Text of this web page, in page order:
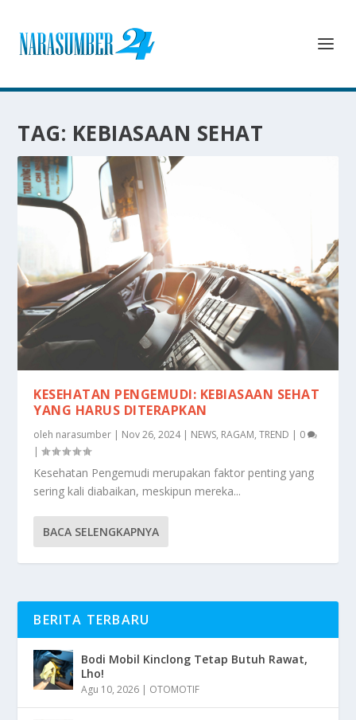
TAG: KEBIASAAN SEHAT
KESEHATAN PENGEMUDI: KEBIASAAN SEHAT
YANG HARUS DITERAPKAN
oleh narasumber | Nov 26, 2024| NEWS, RAGAM,TREND | 0
|
Kesehatan Pengemudi merupakan faktor penting yang
sering kali diabaikan, meskipun mereka...
BACA SELENGKAPNYA
BERITA TERBARU
Bodi Mobil Kinclong Tetap Butuh Rawat,
Lho!
Agu 10, 2026 | OTOMOTIF